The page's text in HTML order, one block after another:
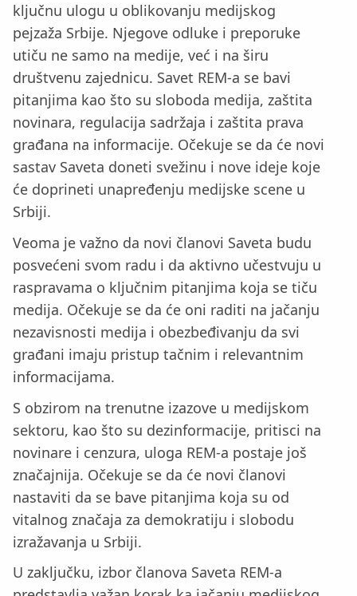
ključnu ulogu u oblikovanju medijskog
pejzaža Srbije. Njegove odluke i preporuke
utiču ne samo na medije, već i na širu
društvenu zajednicu. Savet REM-a se bavi
pitanjima kao što su sloboda medija, zaštita
novinara, regulacija sadržaja i zaštita prava
građana na informacije. Očekuje se da će novi
sastav Saveta doneti svežinu i nove ideje koje
će doprineti unapređenju medijske scene u
Srbiji.
Veoma je važno da novi članovi Saveta budu
posvećeni svom radu i da aktivno učestvuju u
raspravama o ključnim pitanjima koja se tiču
medija. Očekuje se da će oni raditi na jačanju
nezavisnosti medija i obezbeđivanju da svi
građani imaju pristup tačnim i relevantnim
informacijama.
S obzirom na trenutne izazove u medijskom
sektoru, kao što su dezinformacije, pritisci na
novinare i cenzura, uloga REM-a postaje još
značajnija. Očekuje se da će novi članovi
nastaviti da se bave pitanjima koja su od
vitalnog značaja za demokratiju i slobodu
izražavanja u Srbiji.
U zaključku, izbor članova Saveta REM-a